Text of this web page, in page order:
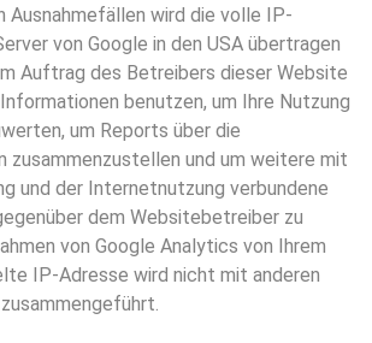
Ausnahmefällen wird die volle IP-
von Google in den USA übertragen
Auftrag des Betreibers dieser Website
benutzen, um Ihre Nutzung
um Reports über die
und um weitere mit
und der Internetnutzung verbundene
dem Websitebetreiber zu
von Google Analytics von Ihrem
IP-Adresse wird nicht mit anderen